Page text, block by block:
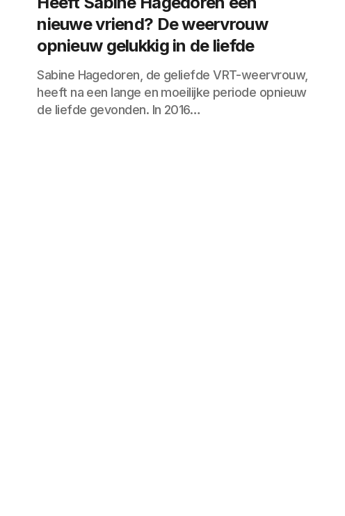
nieuwe vriend? De weervrouw
opnieuw gelukkig in de liefde
Sabine Hagedoren, de geliefde VRT-weervrouw,
heeft na een lange en moeilijke periode opnieuw
de liefde gevonden. In 2016…